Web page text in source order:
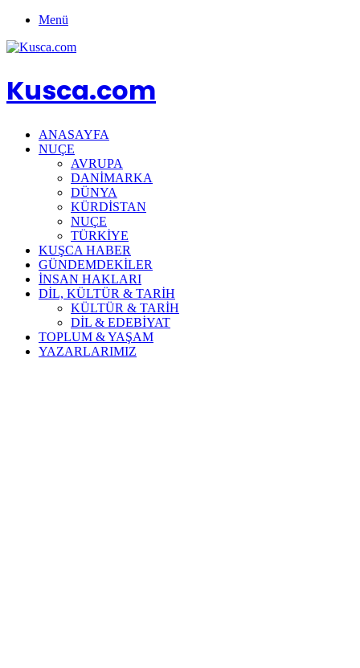
Menü
Kusca.com
ANASAYFA
NUÇE
AVRUPA
DANİMARKA
DÜNYA
KÜRDİSTAN
NUÇE
TÜRKİYE
KUŞCA HABER
GÜNDEMDEKİLER
İNSAN HAKLARI
DİL, KÜLTÜR & TARİH
KÜLTÜR & TARİH
DİL & EDEBİYAT
TOPLUM & YAŞAM
YAZARLARIMIZ